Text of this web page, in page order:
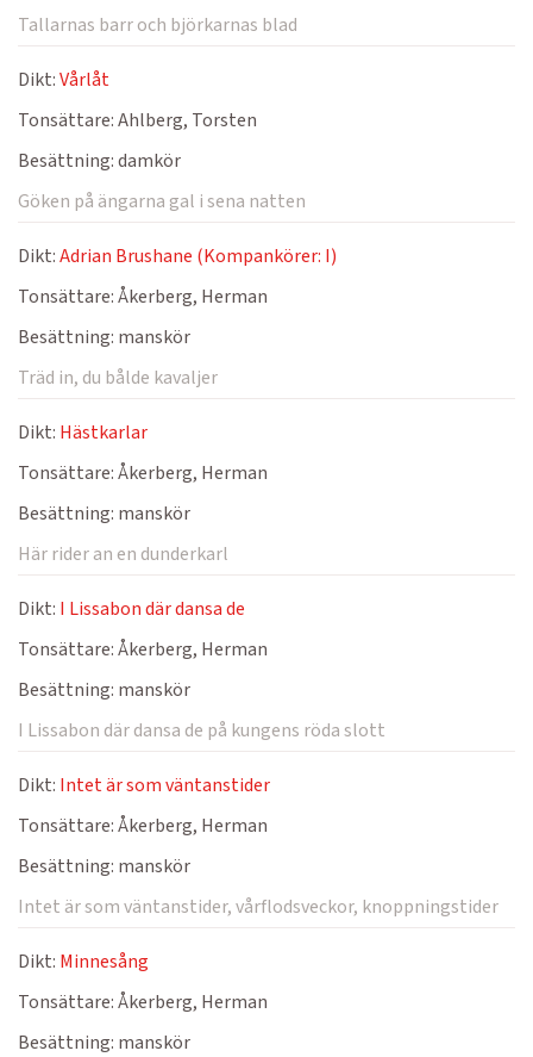
Tallarnas barr och björkarnas blad
Dikt:Vårlåt
Tonsättare:Ahlberg, Torsten
Besättning:damkör
Göken på ängarna gal i sena natten
Dikt:Adrian Brushane (Kompankörer: I)
Tonsättare:Åkerberg, Herman
Besättning: manskör
Träd in, du bålde kavaljer
Dikt: Hästkarlar
Tonsättare:Åkerberg, Herman
Besättning: manskör
Här rider an en dunderkarl
Dikt: I Lissabon där dansa de
Tonsättare:Åkerberg, Herman
Besättning: manskör
I Lissabon där dansa de på kungens röda slott
Dikt: Intet är som väntanstider
Tonsättare:Åkerberg, Herman
Besättning: manskör
Intet är som väntanstider, vårflodsveckor, knoppningstider
Dikt: Minnesång
Tonsättare:Åkerberg, Herman
Besättning: manskör